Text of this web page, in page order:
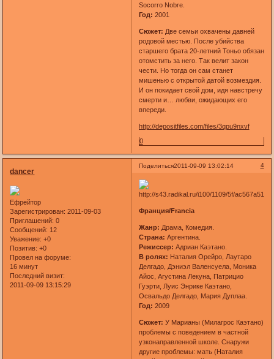
Socorro Nobre.
Год: 2001
Сюжет: Две семьи охвачены давней
родовой местью. После убийства
старшего брата 20-летний Тоньо обязан
отомстить за него. Так велит закон
чести. Но тогда он сам станет
мишенью с открытой датой возмездия.
И он покидает свой дом, идя навстречу
смерти и… любви, ожидающих его
впереди.
http://depositfiles.com/files/3qpu9nxvf
0
Поделиться 4
2011-09-09 13:02:14
dancer
Ефрейтор
Зарегистрирован: 2011-09-03
Приглашений: 0
Сообщений: 12
Уважение: +0
Позитив: +0
Провел на форуме:
16 минут
Последний визит:
2011-09-09 13:15:29
Франция/Francia
Жанр: Драма, Комедия.
Страна: Аргентина.
Режиссер: Адриан Каэтано.
В ролях: Наталия Орейро, Лаутаро
Делгадо, Дэниэл Валенсуела, Моника
Айос, Агустина Лекуна, Патрицио
Гуэрти, Луис Энрике Каэтано,
Освальдо Делгадо, Мария Дуплаа.
Год: 2009
Сюжет: У Марианы (Милагрос Каэтано)
проблемы с поведением в частной
узконаправленной школе. Снаружи
другие проблемы: мать (Наталия